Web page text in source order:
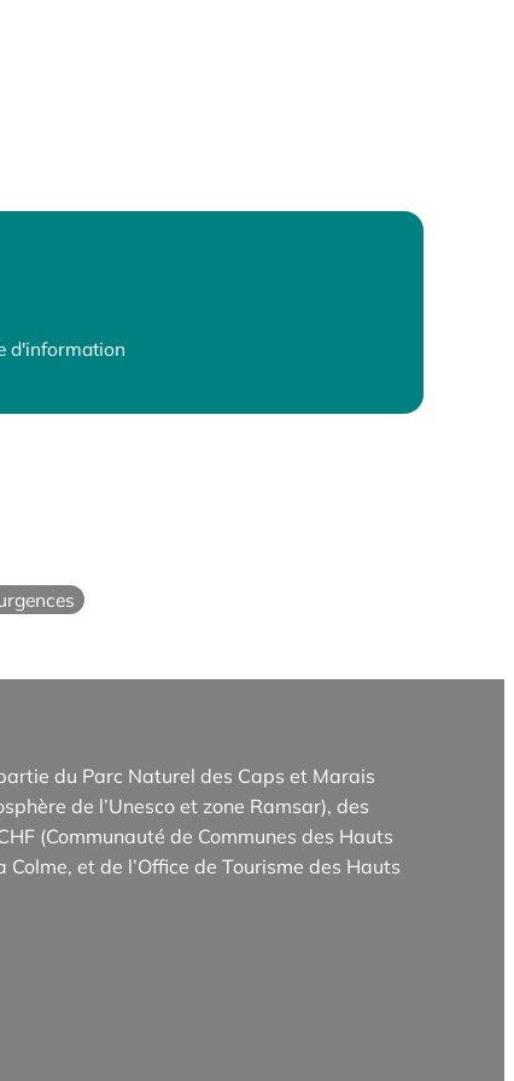
d'information
du Parc Naturel des Caps et Marais
de l’Unesco et zone Ramsar), des
(Communauté de Communes des Hauts
et de l’Office de Tourisme des Hauts